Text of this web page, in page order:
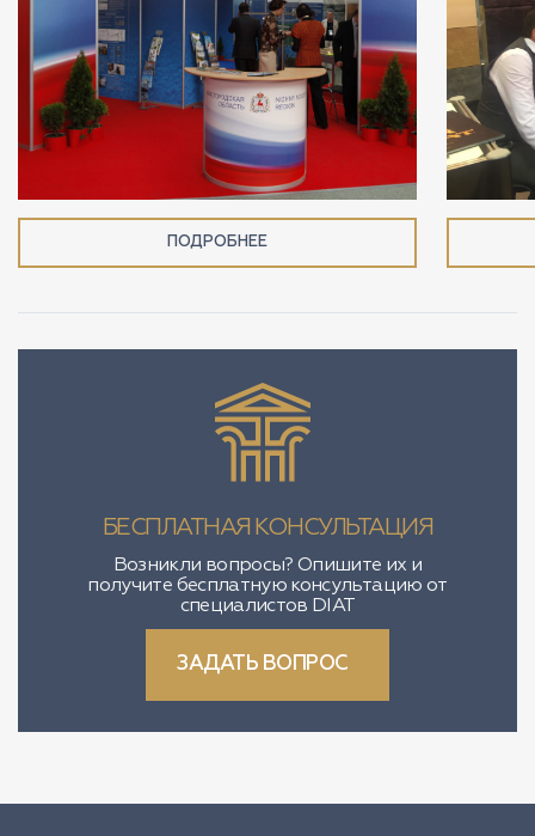
ПОДРОБНЕЕ
БЕСПЛАТНАЯ КОНСУЛЬТАЦИЯ
Возникли вопросы? Опишите их и
получите бесплатную консультацию от
специалистов DIAT
ЗАДАТЬ ВОПРОС